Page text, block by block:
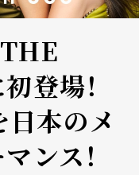
THE
登場！
日本のメ
ンス！